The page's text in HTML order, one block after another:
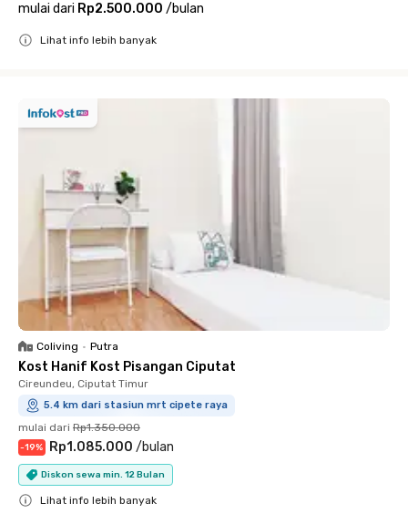
mulai dari Rp2.500.000 /bulan
Lihat info lebih banyak
Coliving • Putra
Kost Hanif Kost Pisangan Ciputat
Cireundeu, Ciputat Timur
5.4 km dari stasiun mrt cipete raya
mulai dari Rp1.350.000
-19% Rp1.085.000 /bulan
Diskon sewa min. 12 Bulan
Lihat info lebih banyak